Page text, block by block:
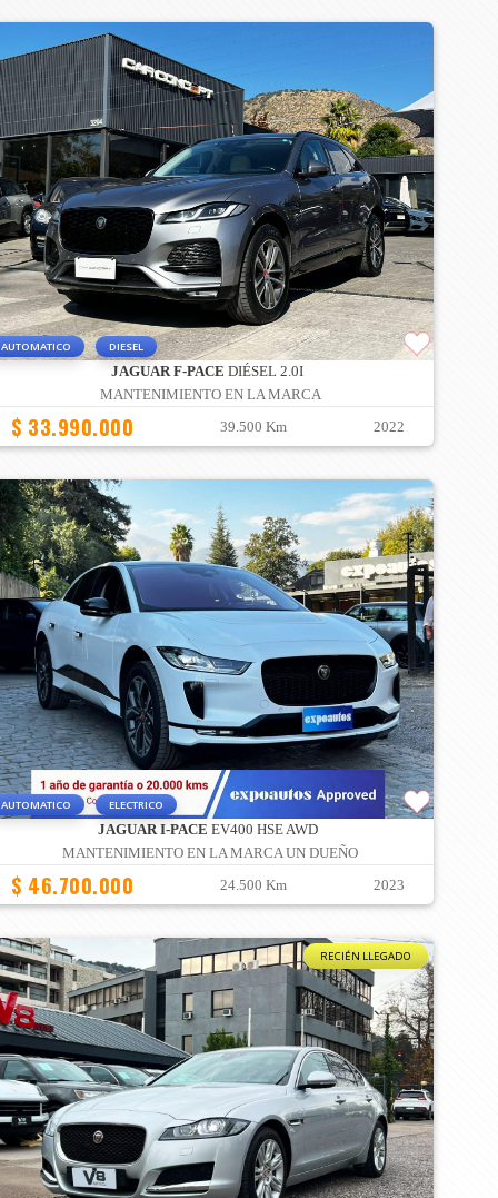
AUTOMATICO DIESEL
JAGUAR F-PACE DIÉSEL 2.0I
MANTENIMIENTO EN LA MARCA
$ 33.990.000 39.500 Km 2022
AUTOMATICO ELECTRICO
JAGUAR I-PACE EV400 HSE AWD
MANTENIMIENTO EN LA MARCA UN DUEÑO
$ 46.700.000 24.500 Km 2023
RECIÉN LLEGADO